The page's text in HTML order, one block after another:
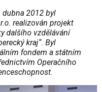
dubna 2012 byl
realizován projekt
dalšího vzdělávání
kraj“. Byl
fondem a státním
Operačního